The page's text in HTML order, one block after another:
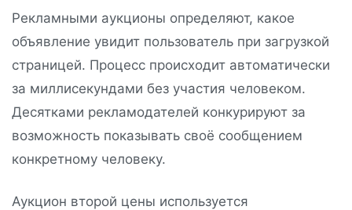
Рекламными аукционы определяют, какое
объявление увидит пользователь при загрузкой
страницей. Процесс происходит автоматически
за миллисекундами без участия человеком.
Десятками рекламодателей конкурируют за
возможность показывать своё сообщением
конкретному человеку.
Аукцион второй цены используется